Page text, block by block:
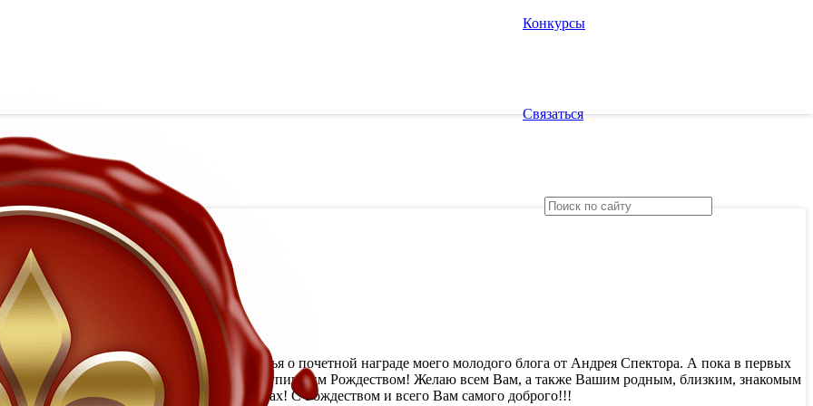
Конкурсы
Связаться
моему блогу.
умов». С Вами Виктор Кислов. Эта статья о почетной награде моего молодого блога от Андрея Спектора. А пока в первых
Вас, дорогие мои читатели, блогеры с наступившим Рождеством! Желаю всем Вам, а также Вашим родным, близким, знакомым
любви, успехов во всех Ваших делах! С Рождеством и всего Вам самого доброго!!!